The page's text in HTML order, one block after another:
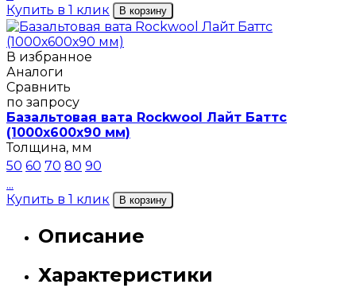
Купить в 1 клик
В корзину
В избранное
Аналоги
Сравнить
по запросу
Базальтовая вата Rockwool Лайт Баттс
(1000х600х90 мм)
Толщина, мм
50 60 70 80 90
...
Купить в 1 клик
В корзину
Описание
Характеристики